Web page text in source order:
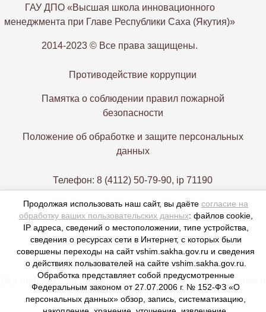
ГАУ ДПО «Высшая школа инновационного
менеджмента при Главе Республики Саха (Якутия)»
2014-2023 © Все права защищены.
Противодействие коррупции
Памятка о соблюдении правил пожарной
безопасности
Положение об обработке и защите персональных
данных
Телефон: 8 (4112) 50-79-90, ip 71190
Электронная почта: vshim@gov14.ru
677000, г. Якутск, пр. Ленина 1, этаж 9-12
Вся информация представлена в ознакомительных целях и
не является публичной офертой,
Продолжая использовать наш сайт, вы даёте согласие на
обработку ваших пользовательских данных: файлов cookie,
IP адреса, сведений о местоположении, типе устройства,
сведения о ресурсах сети в Интернет, с которых были
совершены переходы на сайт vshim.sakha.gov.ru и сведения
о действиях пользователей на сайте vshim.sakha.gov.ru.
Обработка представляет собой предусмотренные
Федеральным законом от 27.07.2006 г. № 152-ФЗ «О
персональных данных» обзор, запись, систематизацию,